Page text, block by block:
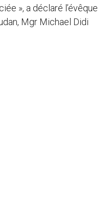
», a déclaré l’évêque
Mgr Michael Didi